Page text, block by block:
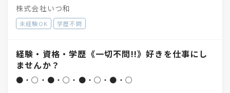
株式会社いつ和
未経験OK 学歴不問
経験・資格・学歴《一切不問!!》好きを仕事にし
ませんか？
●・○・●・○・●・○・●・○